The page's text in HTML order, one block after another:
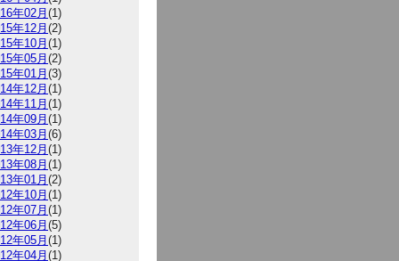
年02月(1)
年12月(2)
年10月(1)
年05月(2)
年01月(3)
年12月(1)
年11月(1)
年09月(1)
年03月(6)
年12月(1)
年08月(1)
年01月(2)
年10月(1)
年07月(1)
年06月(5)
年05月(1)
年04月(1)